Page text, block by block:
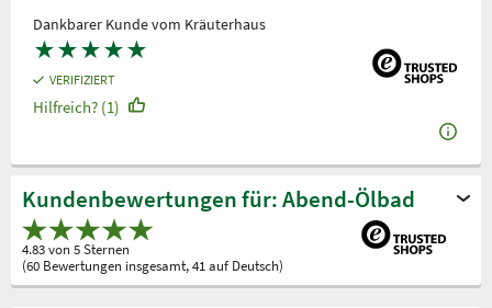
Dankbarer Kunde vom Kräuterhaus
★★★★★
VERIFIZIERT
Hilfreich? (1)
Kundenbewertungen für: Abend-Ölbad
4.83 von 5 Sternen
(60 Bewertungen insgesamt, 41 auf Deutsch)